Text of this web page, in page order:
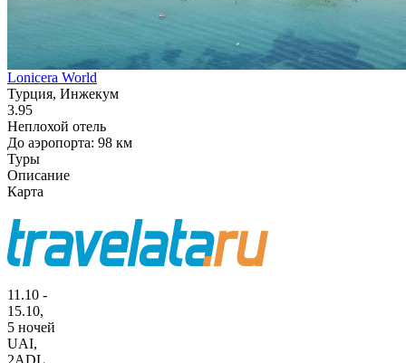
Lonicera World
Турция, Инжекум
3.95
Неплохой отель
До аэропорта: 98 км
Туры
Описание
Карта
11.10 -
15.10,
5 ночей
UAI,
2ADL